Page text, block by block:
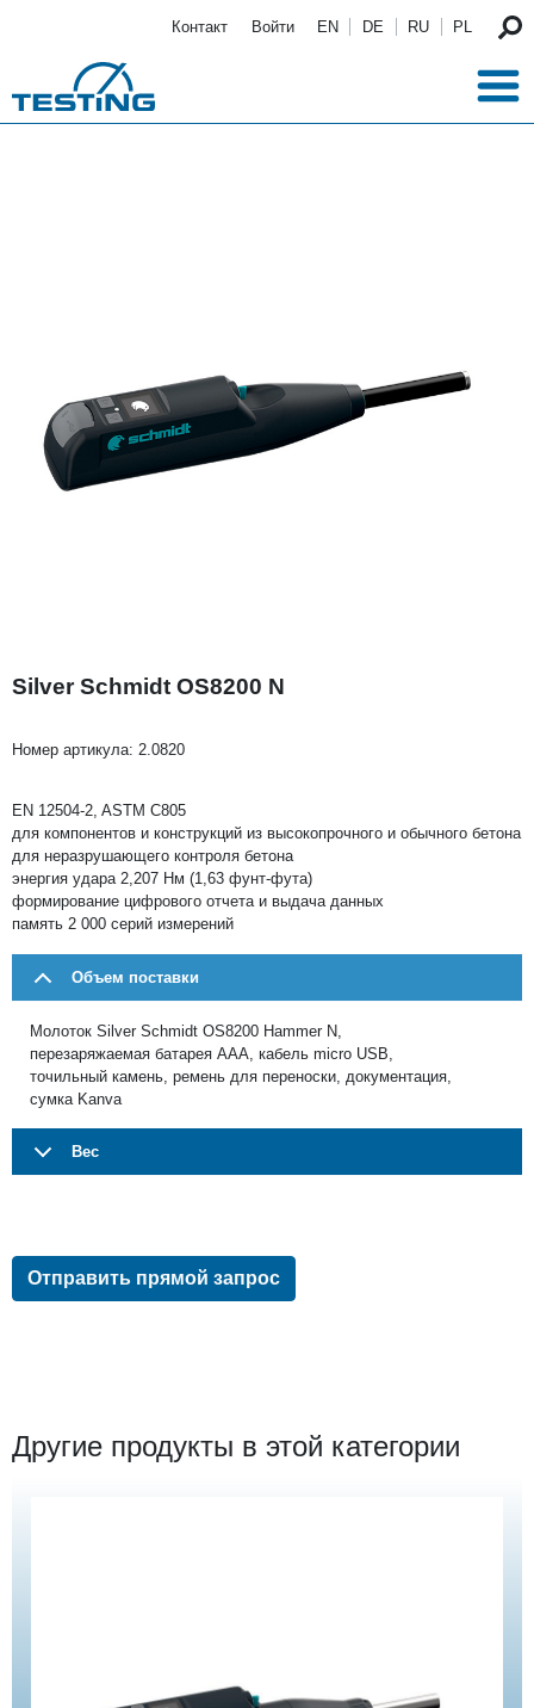
Контакт Войти EN DE RU PL
Silver Schmidt OS8200 N
Номер артикула: 2.0820
EN 12504-2, ASTM C805
для компонентов и конструкций из высокопрочного и обычного бетона
для неразрушающего контроля бетона
энергия удара 2,207 Нм (1,63 фунт-фута)
формирование цифрового отчета и выдача данных
память 2 000 серий измерений
Объем поставки
Молоток Silver Schmidt OS8200 Hammer N,
перезаряжаемая батарея AAA, кабель micro USB,
точильный камень, ремень для переноски, документация,
сумка Kanva
Вес
Отправить прямой запрос
Другие продукты в этой категории